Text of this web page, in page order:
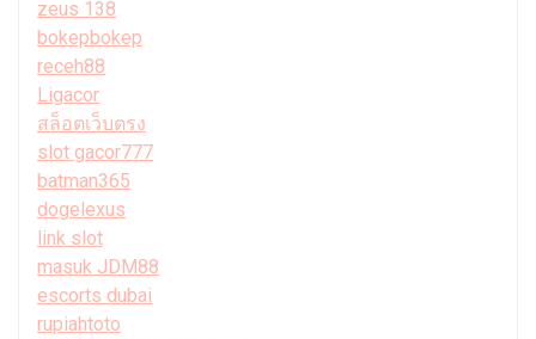
zeus 138
bokepbokep
receh88
Ligacor
สล็อตเว็บตรง
slot gacor777
batman365
dogelexus
link slot
masuk JDM88
escorts dubai
rupiahtoto